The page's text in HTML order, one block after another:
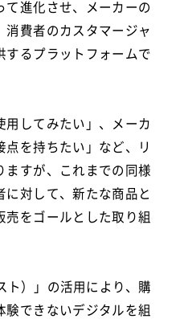
進化させ、メーカーの
消費者のカスタマージャ
するプラットフォームで
してみたい」、メーカ
を持ちたい」など、リ
ますが、これまでの同様
対して、新たな商品と
をゴールとした取り組
ト）」の活用により、購
験できないデジタルを組